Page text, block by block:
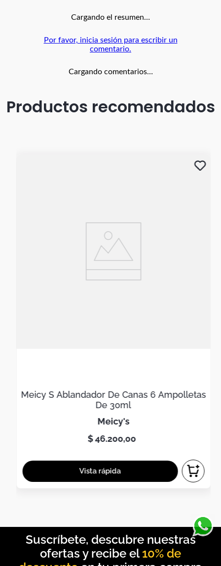
Cargando el resumen…
Por favor, inicia sesión para escribir un
comentario.
Cargando comentarios…
Productos recomendados
Meicy S Ablandador De Canas 6 Ampolletas
De 30ml
meicy's
$46.200,00
10% de